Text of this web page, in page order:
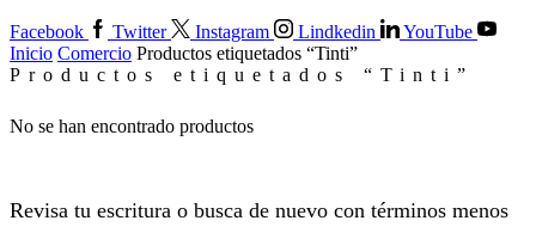
Facebook Twitter Instagram Lindkedin
YouTube
Inicio Comercio Productos etiquetados “Tinti”
Productos etiquetados “Tinti”
No se han encontrado productos
Revisa tu escritura o busca de nuevo con términos menos